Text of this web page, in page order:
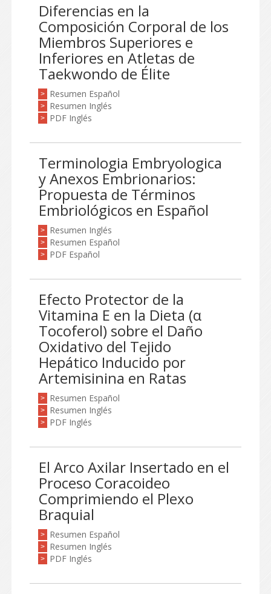
Diferencias en la
Composición Corporal de los
Miembros Superiores e
Inferiores en Atletas de
Taekwondo de Élite
> Resumen Español
> Resumen Inglés
> PDF Inglés
Terminologia Embryologica
y Anexos Embrionarios:
Propuesta de Términos
Embriológicos en Español
> Resumen Inglés
> Resumen Español
> PDF Español
Efecto Protector de la
Vitamina E en la Dieta (α
Tocoferol) sobre el Daño
Oxidativo del Tejido
Hepático Inducido por
Artemisinina en Ratas
> Resumen Español
> Resumen Inglés
> PDF Inglés
El Arco Axilar Insertado en el
Proceso Coracoideo
Comprimiendo el Plexo
Braquial
> Resumen Español
> Resumen Inglés
> PDF Inglés